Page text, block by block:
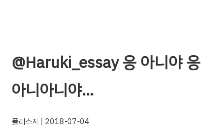
@Haruki_essay 응 아니야 응
아니아니야…
플러스지 | 2018-07-04